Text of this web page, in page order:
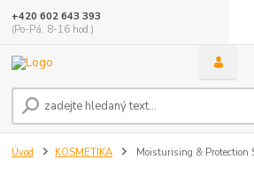
+420 602 643 393
(Po-Pá, 8-16 hod.)
Úvod KOSMETIKA Moisturising &